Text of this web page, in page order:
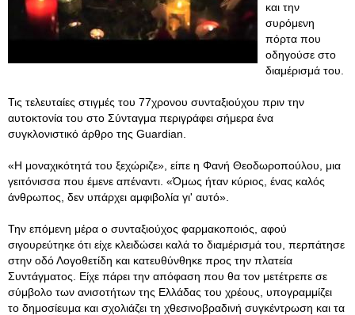
και την
συρόμενη
πόρτα που
οδηγούσε στο
διαμέρισμά του.
Τις τελευταίες στιγμές του 77χρονου συνταξιούχου πριν την
αυτοκτονία του στο Σύνταγμα περιγράφει σήμερα ένα
συγκλονιστικό άρθρο της Guardian.
«Η μοναχικότητά του ξεχώριζε», είπε η Φανή Θεοδωροπούλου, μια
γειτόνισσα που έμενε απέναντι. «Όμως ήταν κύριος, ένας καλός
άνθρωπος, δεν υπάρχει αμφιβολία γι' αυτό».
Την επόμενη μέρα ο συνταξιούχος φαρμακοποιός, αφού
σιγουρεύτηκε ότι είχε κλειδώσει καλά το διαμέρισμά του, περπάτησε
στην οδό Λογοθετίδη και κατευθύνθηκε προς την πλατεία
Συντάγματος. Είχε πάρει την απόφαση που θα τον μετέτρεπε σε
σύμβολο των ανισοτήτων της Ελλάδας του χρέους, υπογραμμίζει
το δημοσίευμα και σχολιάζει τη χθεσινοβραδινή συγκέντρωση και τα